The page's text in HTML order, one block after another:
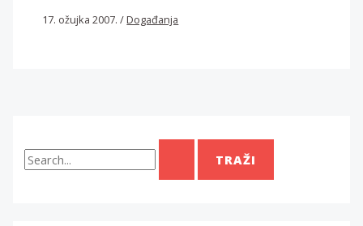
17. ožujka 2007./Događanja
T
r